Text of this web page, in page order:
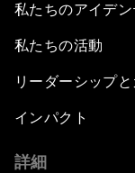
私たちのアイデン
私たちの活動
リーダーシップ
インパクト
詳細